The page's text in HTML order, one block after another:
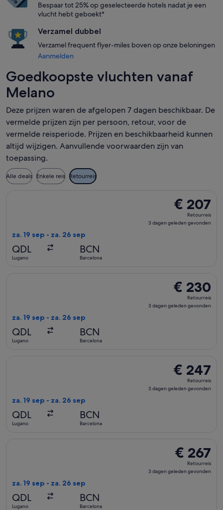
Bespaar tot 25% op geselecteerde hotels nadat je een
vlucht hebt geboekt*
Verzamel dubbel
Verzamel frequent flyer-miles boven op onze beloningen
Aanmelden
Goedkoopste vluchten vanaf
Melano
Deze prijzen waren de afgelopen 7 dagen beschikbaar. De
vermelde prijzen zijn per persoon, retour, voor de
vermelde reisperiode. Prijzen en beschikbaarheid kunnen
altijd wijzigen. Aanvullende voorwaarden zijn van
toepassing.
Alle deals Enkele reis Retourreis
€ 207
Retourreis,
3
€ 207
Retourreis
3 dagen geleden gevonden
za. 19 sep - za. 26 sep
QDL
Lugano
BCN
Barcelona
€ 230
Retourreis,
3
€ 230
Retourreis
3 dagen geleden gevonden
za. 19 sep - za. 26 sep
QDL
Lugano
BCN
Barcelona
€ 247
Retourreis,
3
€ 247
Retourreis
3 dagen geleden gevonden
za. 19 sep - za. 26 sep
QDL
Lugano
BCN
Barcelona
€ 267
Retourreis,
3
€ 267
Retourreis
3 dagen geleden gevonden
za. 19 sep - za. 26 sep
QDL
Lugano
BCN
Barcelona